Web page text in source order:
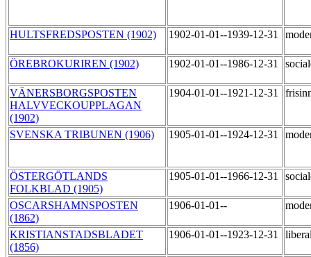
HULTSFREDSPOSTEN (1902) 1902-01-01--1939-12-31
ÖREBROKURIREN (1902) 1902-01-01--1986-12-31
VÄNERSBORGSPOSTEN
HALVVECKOUPPLAGAN
(1902)
1904-01-01--1921-12-31
SVENSKA TRIBUNEN (1906) 1905-01-01--1924-12-31
ÖSTERGÖTLANDS
FOLKBLAD (1905)
1905-01-01--1966-12-31
OSCARSHAMNSPOSTEN
(1862)
1906-01-01--
KRISTIANSTADSBLADET
(1856)
1906-01-01--1923-12-31